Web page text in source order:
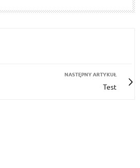
NASTĘPNY ARTYKUŁ
Test